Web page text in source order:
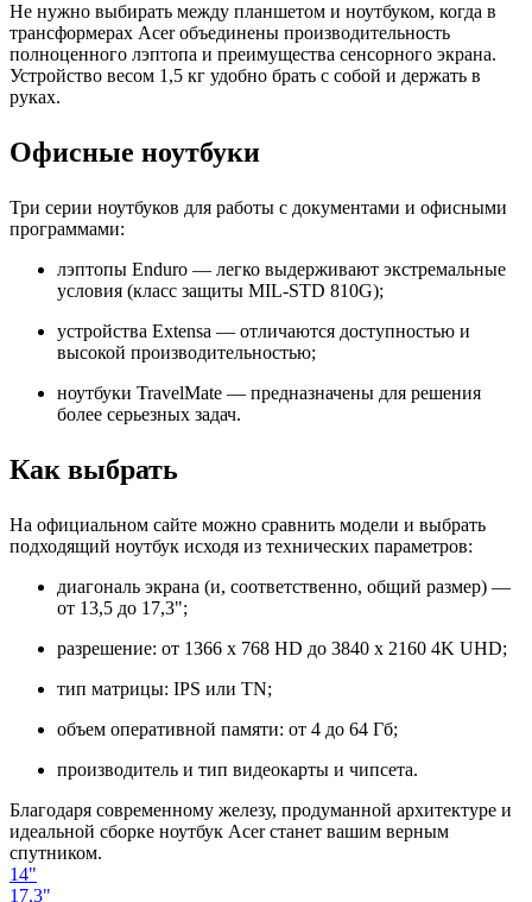
Не нужно выбирать между планшетом и ноутбуком, когда в
трансформерах Acer объединены производительность
полноценного лэптопа и преимущества сенсорного экрана.
Устройство весом 1,5 кг удобно брать с собой и держать в
руках.
Офисные ноутбуки
Три серии ноутбуков для работы с документами и офисными
программами:
лэптопы Enduro — легко выдерживают экстремальные
условия (класс защиты MIL-STD 810G);
устройства Extensa — отличаются доступностью и
высокой производительностью;
ноутбуки TravelMate — предназначены для решения
более серьезных задач.
Как выбрать
На официальном сайте можно сравнить модели и выбрать
подходящий ноутбук исходя из технических параметров:
диагональ экрана (и, соответственно, общий размер) —
от 13,5 до 17,3";
разрешение: от 1366 x 768 HD до 3840 x 2160 4K UHD;
тип матрицы: IPS или TN;
объем оперативной памяти: от 4 до 64 Гб;
производитель и тип видеокарты и чипсета.
Благодаря современному железу, продуманной архитектуре и
идеальной сборке ноутбук Acer станет вашим верным
спутником.
14"
17.3"